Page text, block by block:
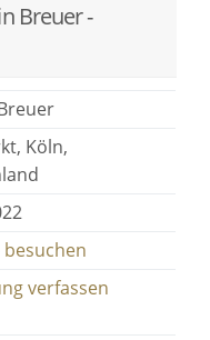
Breuer -
Köln,
verfassen